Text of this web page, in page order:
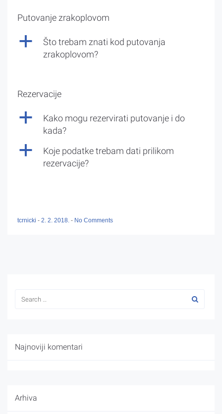
Putovanje zrakoplovom
a
Što trebam znati kod putovanja
zrakoplovom?
Rezervacije
a
Kako mogu rezervirati putovanje i do
kada?
a
Koje podatke trebam dati prilikom
rezervacije?
tcrnicki - 2. 2. 2018. - No Comments
Najnoviji komentari
Arhiva